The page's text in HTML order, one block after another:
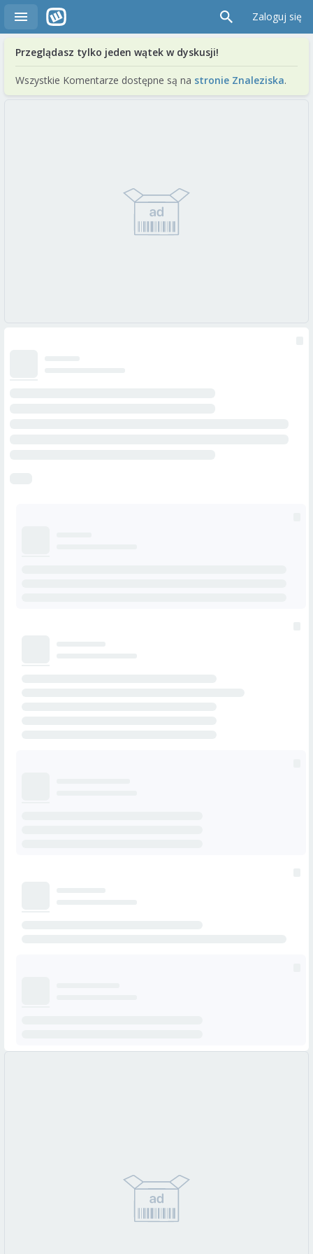
Zaloguj się
Przeglądasz tylko jeden wątek w dyskusji!
Wszystkie Komentarze dostępne są na stronie Znaleziska.